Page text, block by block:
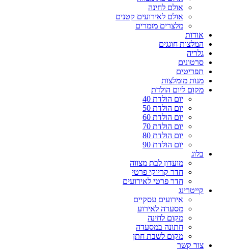
אולם לחינה
אולם לאירועים קטנים
מלצרים מזמרים
אודות
המלצות חוגגים
גלריה
סרטונים
תפריטים
מנות מומלצות
מקום ליום הולדת
יום הולדת 40
יום הולדת 50
יום הולדת 60
יום הולדת 70
יום הולדת 80
יום הולדת 90
בלוג
מועדון לבת מצווה
חדר קריוקי פרטי
חדר פרטי לאירועים
קייטרינג
אירועים עסקיים
מסעדה לאירוע
מקום לחינה
חתונה במסעדה
מקום לשבת חתן
צור קשר